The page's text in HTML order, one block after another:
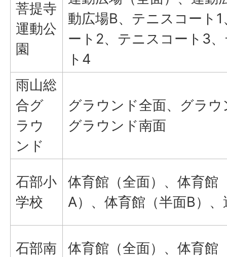
菩提寺
運動公
園
動広場B、テニスコート
ート2、テニスコート3
ト4
雨山総
合グ
ラウ
ンド
グラウンド全面、グラウ
グラウンド南面
石部小
学校
体育館（全面）、体育館
A）、体育館（半面B）、
石部南
体育館（全面）、体育館